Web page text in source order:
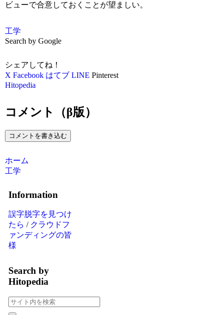
ビューで合意しておくことが望ましい。
工学
Search by Google
シェアしてね！
X Facebook はてブ LINE Pinterest
Hitopedia
コメント（β版）
コメントを書き込む
ホーム
工学
Information
誤字脱字を見つけ
たら / クラウドフ
ァンディングの皆
様
Search by
Hitopedia